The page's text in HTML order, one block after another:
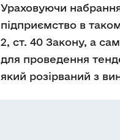
Ураховуючи набрання
підприємство в
2, ст. 40 Закону, а
для проведення
який розірваний з